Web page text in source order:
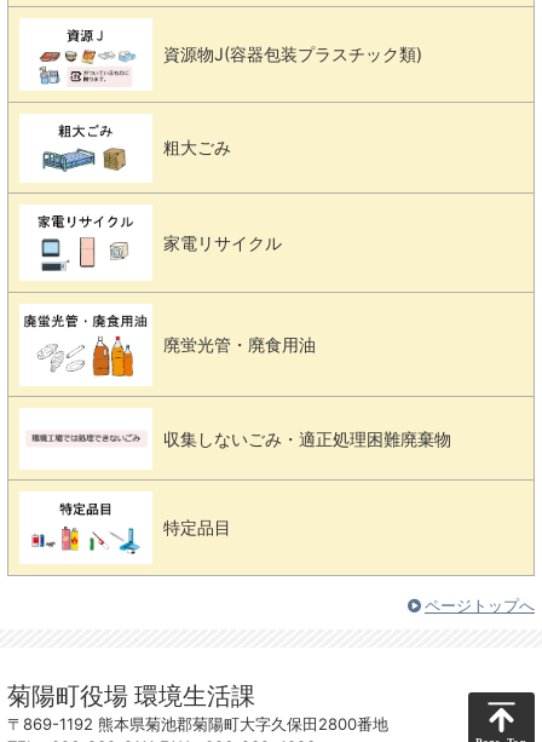
資源物J(容器包装プラスチック類)
粗大ごみ
家電リサイクル
廃蛍光管・廃食用油
収集しないごみ・適正処理困難廃棄物
特定品目
ページトップへ
菊陽町役場 環境生活課
〒869-1192 熊本県菊池郡菊陽町大字久保田2800番地